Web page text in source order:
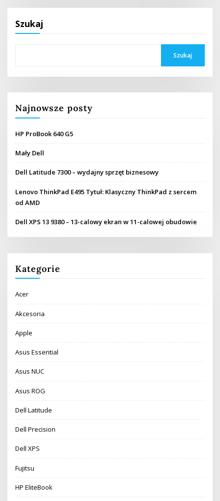
Szukaj
Szukaj
Najnowsze posty
HP ProBook 640 G5
Mały Dell
Dell Latitude 7300 – wydajny sprzęt biznesowy
Lenovo ThinkPad E495 Tytuł: Klasyczny ThinkPad z sercem
od AMD
Dell XPS 13 9380 – 13-calowy ekran w 11-calowej obudowie
Kategorie
Acer
Akcesoria
Apple
Asus Essential
Asus NUC
Asus ROG
Dell Latitude
Dell Precision
Dell XPS
Fujitsu
HP EliteBook